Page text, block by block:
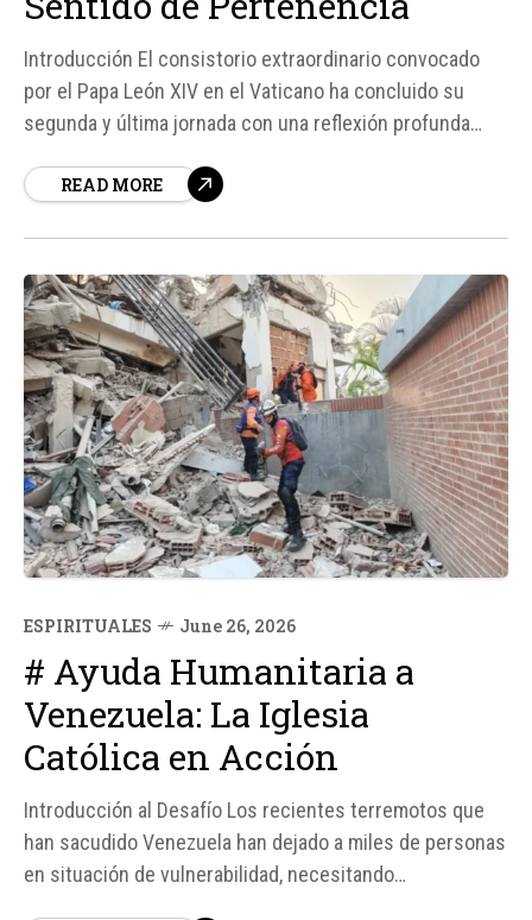
Introducción El consistorio extraordinario convocado
por el Papa León XIV en el Vaticano ha concluido su
segunda y última jornada con una reflexión profunda
cardenales participantes han abordado temas cruciales
READ MORE
ESPIRITUALES June 26, 2026
# Ayuda Humanitaria a
Venezuela: La Iglesia
Católica en Acción
Introducción al Desafío Los recientes terremotos que
han sacudido Venezuela han dejado a miles de personas
en situación de vulnerabilidad, necesitando